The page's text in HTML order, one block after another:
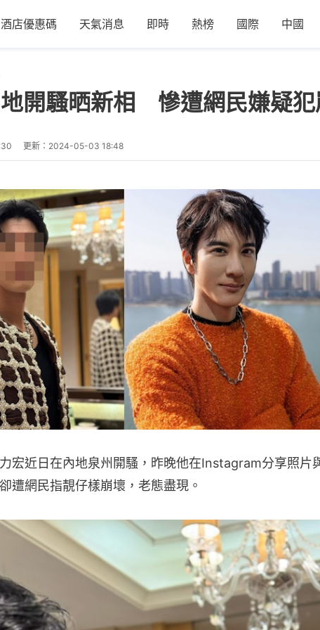
酒店優惠碼 天氣消息 即時 熱榜 國際 中國
開騷晒新相 慘遭網民嫌疑
更新： 2024-05-03 18:48
宏近日在內地泉州開騷，昨晚他在Instagram分享照片
遭網民指靚仔樣崩壞，老態盡現。